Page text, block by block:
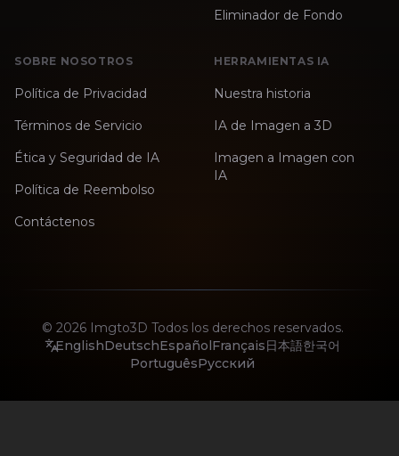
Eliminador de Fondo
SOBRE NOSOTROS
Política de Privacidad
Términos de Servicio
Ética y Seguridad de IA
Política de Reembolso
Contáctenos
HERRAMIENTAS IA
Nuestra historia
IA de Imagen a 3D
Imagen a Imagen con
IA
© 2026 Imgto3D Todos los derechos reservados.
EnglishDeutschEspañolFrançais日本語한국어
PortuguêsРусский